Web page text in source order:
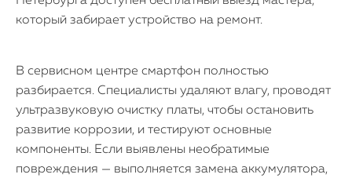
который забирает устройство на ремонт.
В сервисном центре смартфон полностью
разбирается. Специалисты удаляют влагу, проводят
ультразвуковую очистку платы, чтобы остановить
развитие коррозии, и тестируют основные
компоненты. Если выявлены необратимые
повреждения — выполняется замена аккумулятора,